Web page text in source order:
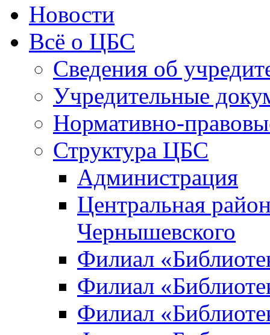
Новости
Всё о ЦБС
Сведения об
Учредительные
Нормативно-
Структура ЦБС
Администрация
Центральная
Чернышевского
Филиал
Филиал
Филиал